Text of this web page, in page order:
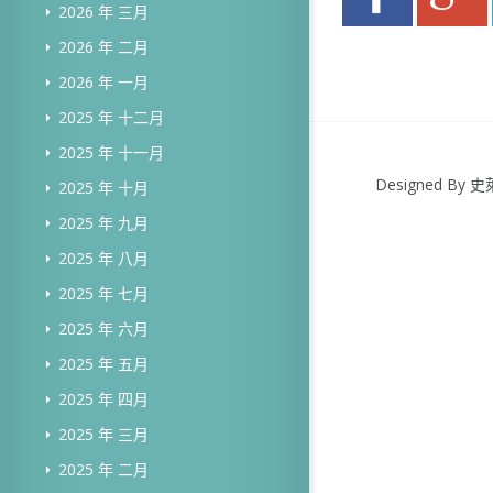
2026 年 三月
2026 年 二月
2026 年 一月
2025 年 十二月
2025 年 十一月
2025 年 十月
2025 年 九月
2025 年 八月
2025 年 七月
2025 年 六月
2025 年 五月
2025 年 四月
2025 年 三月
2025 年 二月
Designed By 史